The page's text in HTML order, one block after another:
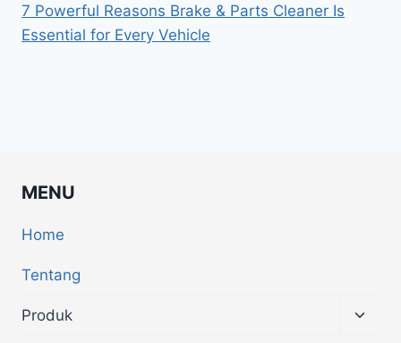
7 Powerful Reasons Brake & Parts Cleaner Is
Essential for Every Vehicle
MENU
Home
Tentang
Produk